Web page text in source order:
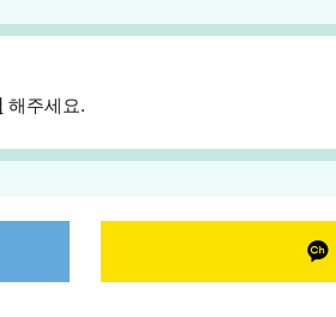
해주세요.